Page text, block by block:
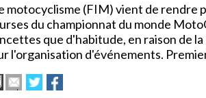
motocyclisme (FIM) vient de rendre
du championnat du monde
que d'habitude, en raison de
l'organisation d'événements.
ImprimerEnvoyer
cet
Partager
sur
sur